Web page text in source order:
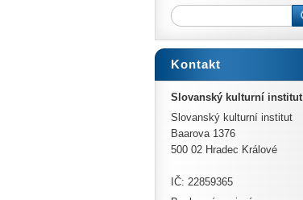
Kontakt
Slovanský kulturní institut
Slovanský kulturní institut
Baarova 1376
500 02 Hradec Králové
IČ: 22859365